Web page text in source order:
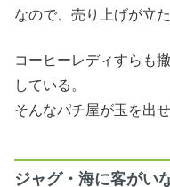
なので、売り上げが立
コーヒーレディすらも
している。
そんなパチ屋が玉を出
ジャグ・海に客がい